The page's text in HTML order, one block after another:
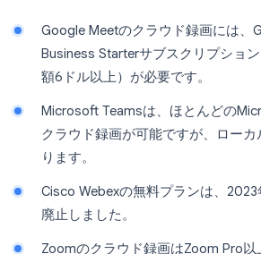
Google Meetのクラウド録画には、
Business Starterサブスクリプショ
額6ドル以上）が必要です。
Microsoft Teamsは、ほとんどの
クラウド録画が可能ですが、ロー
ります。
Cisco Webexの無料プランは、
廃止しました。
Zoomのクラウド録画はZoom Pro以